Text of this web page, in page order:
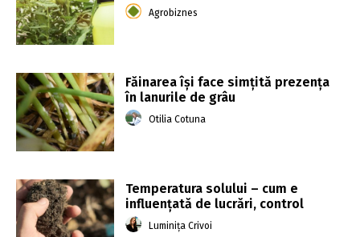
Agrobiznes
Făinarea își face simțită prezența
în lanurile de grâu
Otilia Cotuna
Temperatura solului – cum e
influențată de lucrări, control
Luminița Crivoi